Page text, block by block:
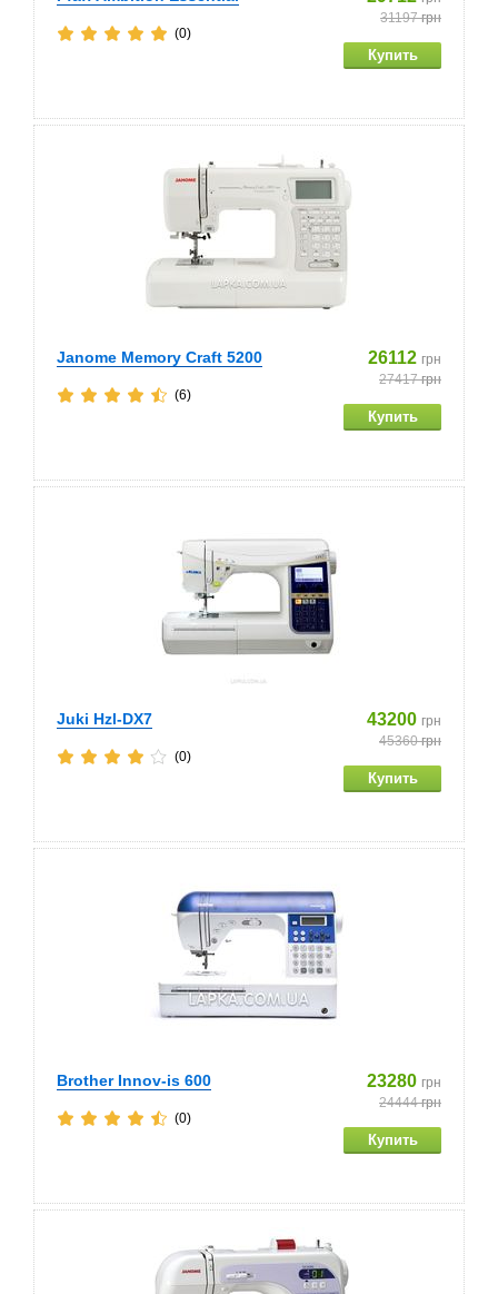
31197грн
(0)
Janome Memory Craft 5200 26112 грн
27417грн
(6)
Juki Hzl-DX7 43200 грн
45360грн
(0)
Brother Innov-is 600 23280 грн
24444грн
(0)